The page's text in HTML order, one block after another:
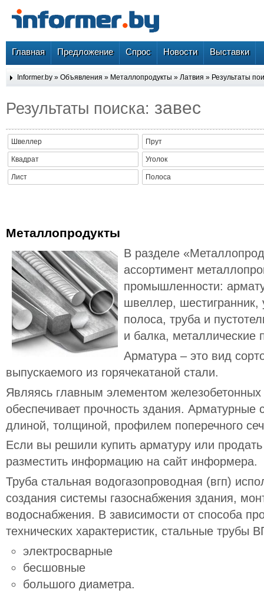
Главная Предложение Спрос Новости Выставки
Informer.by » Объявления » Металлопродукты » Латвия » Результаты
Результаты поиска: завес
Швеллер Прут
Квадрат Уголок
Лист Полоса
Металлопродукты
В разделе
ассортимент
промышленности:
швеллер, шестигранник,
полоса, труба и
и балка, металлические
Арматура – это вид
выпускаемого из горячекатаной стали.
Являясь главным элементом железобетонных
обеспечивает прочность здания. Арматурные
длиной, толщиной, профилем поперечного
Если вы решили купить арматуру или
разместить информацию на сайт информера.
Труба стальная водогазопроводная (вгп)
создания системы газоснабжения здания,
водоснабжения. В зависимости от способа
технических характеристик, стальные трубы
электросварные
бесшовные
большого диаметра.